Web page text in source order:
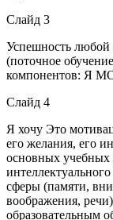
Слайд 3
Успешность любой
(поточное
компонентов: Я
Слайд 4
Я хочу Это
его желания, его
основных
сферы (памяти,
воображения,
образовательным